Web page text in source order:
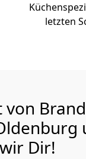
letzten
von
Dir!